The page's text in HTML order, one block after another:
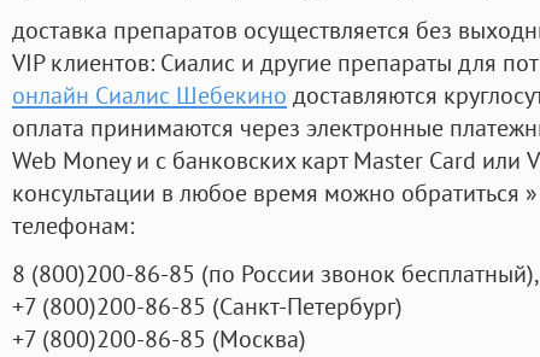
доставка препаратов осуществляется без
VIP клиентов: Сиалис и другие препараты для
онлайн Сиалис Шебекино доставляются
оплата принимаются через электронные
Web Money и с банковских карт Master Card или
консультации в любое время можно обратиться
телефонам:
8 (800)200-86-85 (по России звонок бесплатный),
+7 (800)200-86-85 (Санкт-Петербург)
+7 (800)200-86-85 (Москва)